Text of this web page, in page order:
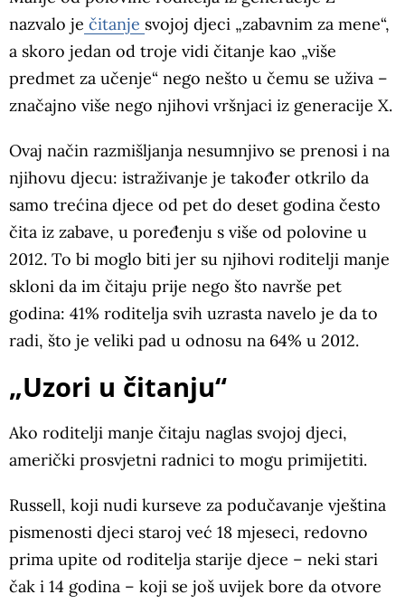
nazvalo je čitanje svojoj djeci „zabavnim za mene“,
a skoro jedan od troje vidi čitanje kao „više
predmet za učenje“ nego nešto u čemu se uživa –
značajno više nego njihovi vršnjaci iz generacije X.
Ovaj način razmišljanja nesumnjivo se prenosi i na
njihovu djecu: istraživanje je također otkrilo da
samo trećina djece od pet do deset godina često
čita iz zabave, u poređenju s više od polovine u
2012. To bi moglo biti jer su njihovi roditelji manje
skloni da im čitaju prije nego što navrše pet
godina: 41% roditelja svih uzrasta navelo je da to
radi, što je veliki pad u odnosu na 64% u 2012.
„Uzori u čitanju“
Ako roditelji manje čitaju naglas svojoj djeci,
američki prosvjetni radnici to mogu primijetiti.
Russell, koji nudi kurseve za podučavanje vještina
pismenosti djeci staroj već 18 mjeseci, redovno
prima upite od roditelja starije djece – neki stari
čak i 14 godina – koji se još uvijek bore da otvore